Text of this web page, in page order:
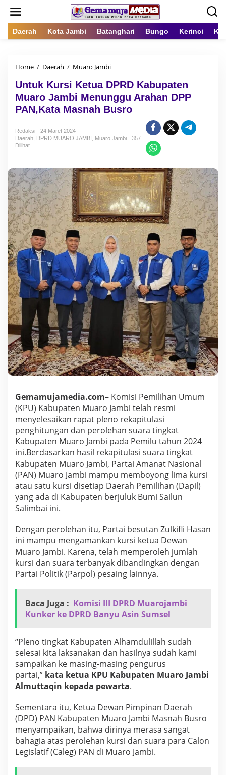
Daerah Kota Jambi Batanghari Bungo Kerinci
Home / Daerah / Muaro Jambi
t
u
k
K
s
e
t
u
a
D
P
R
D
K
a
b
p
a
t
e
o
J
a
b
M
e
n
u
n
g
g
u
A
r
n
D
P
P
P
A
K
a
t
M
a
s
n
a
h
u
s
r
o
Untuk Kursi Ketua DPRD Kabupaten
Muaro Jambi Menunggu Arahan DPP
PAN,Kata Masnah Busro
Redaksi
24 Maret 2024
Daerah DPRD MUARO JAMBI Muaro Jambi
357
Dilihat
Gemamujamedia.com– Komisi Pemilihan Umum
(KPU) Kabupaten Muaro Jambi telah resmi
menyelesaikan rapat pleno rekapitulasi
penghitungan dan perolehan suara tingkat
Kabupaten Muaro Jambi pada Pemilu tahun 2024
ini.Berdasarkan hasil rekapitulasi suara tingkat
Kabupaten Muaro Jambi, Partai Amanat Nasional
(PAN) Muaro Jambi mampu memboyong lima kursi
atau satu kursi disetiap Daerah Pemilihan (Dapil)
yang ada di Kabupaten berjuluk Bumi Sailun
Salimbai ini.
Dengan perolehan itu, Partai besutan Zulkifli Hasan
ini mampu mengamankan kursi ketua Dewan
Muaro Jambi. Karena, telah memperoleh jumlah
kursi dan suara terbanyak dibandingkan dengan
Partai Politik (Parpol) pesaing lainnya.
Baca Juga : Komisi III DPRD Muarojambi
Kunker ke DPRD Banyu Asin Sumsel
“Pleno tingkat Kabupaten Alhamdulillah sudah
selesai kita laksanakan dan hasilnya sudah kami
sampaikan ke masing-masing pengurus
partai,” kata ketua KPU Kabupaten Muaro Jambi
Almuttaqin kepada pewarta.
Sementara itu, Ketua Dewan Pimpinan Daerah
(DPD) PAN Kabupaten Muaro Jambi Masnah Busro
menyampaikan, bahwa dirinya merasa sangat
bahagia atas perolehan kursi dan suara para Calon
Legislatif (Caleg) PAN di Muaro Jambi.